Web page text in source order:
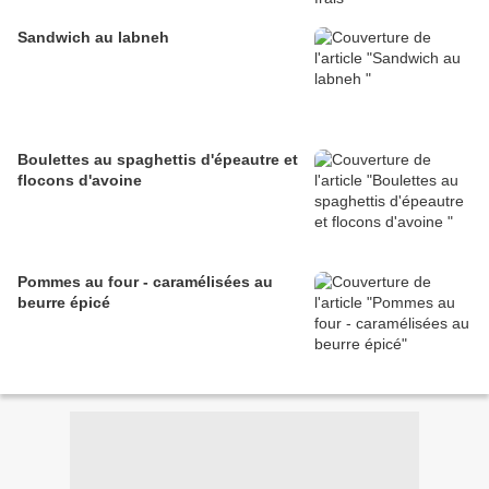
Sandwich au labneh
Boulettes au spaghettis d'épeautre et
flocons d'avoine
Pommes au four - caramélisées au
beurre épicé